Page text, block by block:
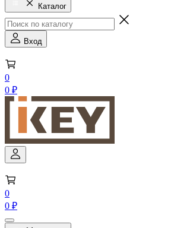
Каталог
Вход
0
0 ₽
0
0 ₽